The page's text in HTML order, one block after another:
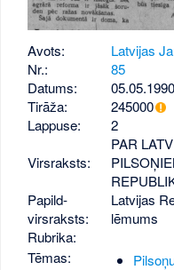
Avots:
Latvijas
Nr.:
85
Datums:
05.05.1990
Tirāža:
245000
Lappuse:
2
Virsraksts:
PAR
Papild­
virsraksts:
Latvijas
lēmums
Rubrika:
Tēmas: